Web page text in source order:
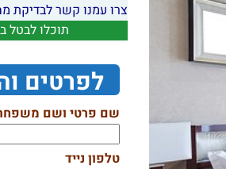
צרו עמנו קשר לבדיקת
תוכלו לבטל
לפרטים
שם פרטי ושם
טלפון נייד